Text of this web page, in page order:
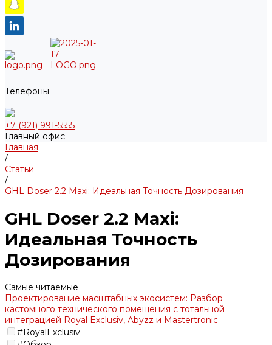
Телефоны
+7 (921) 991-5555
Главный офис
Главная
/
Статьи
/
GHL Doser 2.2 Maxi: Идеальная Точность Дозирования
GHL Doser 2.2 Maxi:
Идеальная Точность
Дозирования
Самые читаемые
Проектирование масштабных экосистем: Разбор
кастомного технического помещения с тотальной
интеграцией Royal Exclusiv, Abyzz и Mastertronic
#RoyalExclusiv